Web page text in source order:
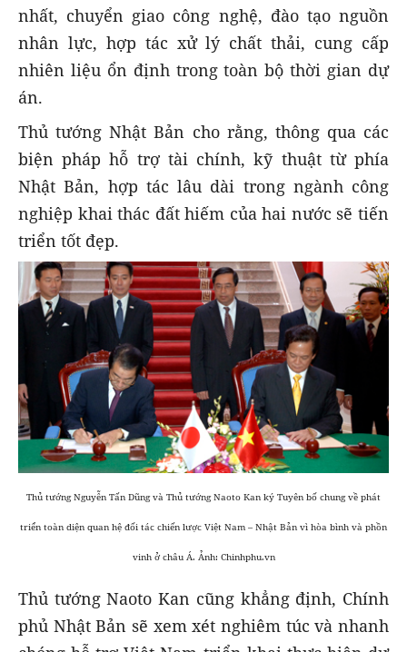
nhất, chuyển giao công nghệ, đào tạo nguồn
nhân lực, hợp tác xử lý chất thải, cung cấp
nhiên liệu ổn định trong toàn bộ thời gian dự
án.
Thủ tướng Nhật Bản cho rằng, thông qua các
biện pháp hỗ trợ tài chính, kỹ thuật từ phía
Nhật Bản, hợp tác lâu dài trong ngành công
nghiệp khai thác đất hiếm của hai nước sẽ tiến
triển tốt đẹp.
Thủ tướng Nguyễn Tấn Dũng và Thủ tướng Naoto Kan ký Tuyên bố chung về phát
triển toàn diện quan hệ đối tác chiến lược Việt Nam – Nhật Bản vì hòa bình và phồn
vinh ở châu Á. Ảnh: Chinhphu.vn
Thủ tướng Naoto Kan cũng khẳng định, Chính
phủ Nhật Bản sẽ xem xét nghiêm túc và nhanh